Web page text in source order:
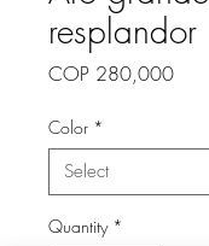
resplandor
COP 280,000Price
Color *
Quantity *